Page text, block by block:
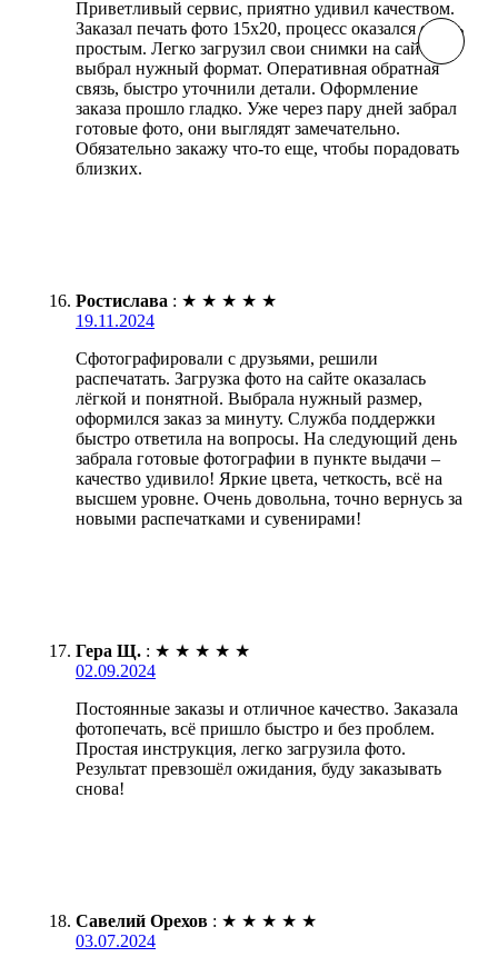
Приветливый сервис, приятно удивил качеством.
Заказал печать фото 15х20, процесс оказался очень
простым. Легко загрузил свои снимки на сайт,
выбрал нужный формат. Оперативная обратная
связь, быстро уточнили детали. Оформление
заказа прошло гладко. Уже через пару дней забрал
готовые фото, они выглядят замечательно.
Обязательно закажу что-то еще, чтобы порадовать
близких.
Ростислава : ★ ★ ★ ★ ★
19.11.2024
Сфотографировали с друзьями, решили
распечатать. Загрузка фото на сайте оказалась
лёгкой и понятной. Выбрала нужный размер,
оформился заказ за минуту. Служба поддержки
быстро ответила на вопросы. На следующий день
забрала готовые фотографии в пункте выдачи –
качество удивило! Яркие цвета, четкость, всё на
высшем уровне. Очень довольна, точно вернусь за
новыми распечатками и сувенирами!
Гера Щ. : ★ ★ ★ ★ ★
02.09.2024
Постоянные заказы и отличное качество. Заказала
фотопечать, всё пришло быстро и без проблем.
Простая инструкция, легко загрузила фото.
Результат превзошёл ожидания, буду заказывать
снова!
Савелий Орехов : ★ ★ ★ ★ ★
03.07.2024